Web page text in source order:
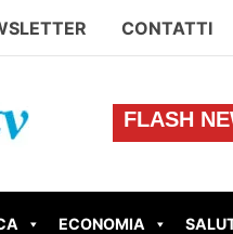
CONTATTI
FLASH
di euro, resta chiuso
ECONOMIA